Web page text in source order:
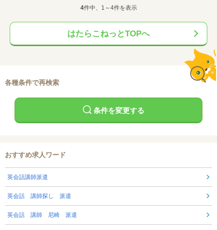
4件中、1～4件を表示
はたらこねっとTOPへ
各種条件で再検索
条件を変更する
おすすめ求人ワード
英会話講師派遣
英会話 講師探し 派遣
英会話 講師 尼崎 派遣